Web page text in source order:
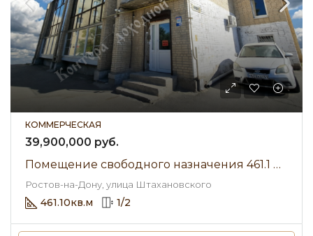
КОММЕРЧЕСКАЯ
39,900,000 руб.
Помещение свободного назначения 461.1 м² • улица Штахановского • Продажа
Ростов-на-Дону, улица Штахановского
461.10кв.м 1/2